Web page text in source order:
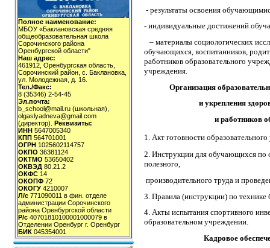
Полное наименование:
МБОУ «Баклановская средняя
общеобразовательная школа
Сорочинского района
Оренбургской области"
Наш адрес:
461912, Оренбургская область,
Сорочинский район, с. Баклановка,
ул. Молодежная, д. 16.
Тел./Факс:
8 (35346) 2-54-45
Эл.почта:
b_school@mail.ru (школьная),
olgaslyadneva@gmail.com
(директор). Реквизиты:
ИНН 5647005340
КПП 564701001
ОГРН 1025602114757
ОКПО 36381124
ОКТМО 53650402
ОКВЭД 80.21.2
ОКФС 14
ОКОПФ 72
ОКОГУ 4210007
Л/с 771090011 в фин. отделе
администрации Сорочинского
района Оренбургской области
Р/с 40701810100001000079 в
Отделении Оренбург г. Оренбург
БИК 045354001
- результаты освоения
- индивидуальные достижений
– материалы социологических
обучающихся, воспитанников,
работников образовательного
учреждения.
Организация
и укрепления
и работников
1. Акт готовности
2. Инструкции для обучающихся по
полезного,
производительного труда и
3. Правила (инструкции) по технике
4. Акты испытания спортивного
образовательном учреждении.
Кадровое